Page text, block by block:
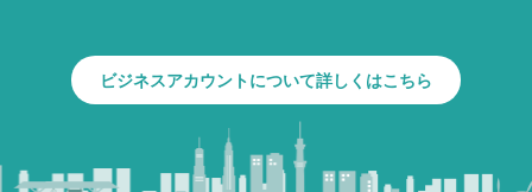
ビジネスアカウントについて詳しくはこちら